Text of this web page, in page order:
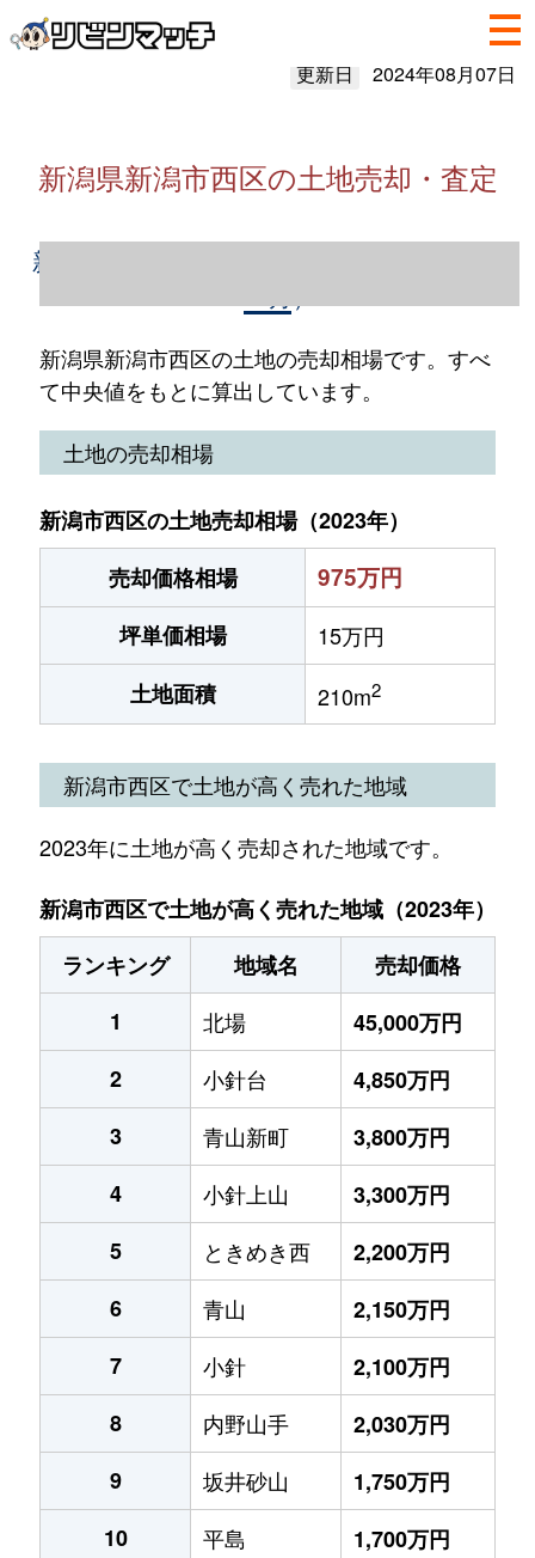
更新日 2024年08月07日
新潟県新潟市西区の土地売却・査定
新潟県新潟市西区の土地売却情報（2023年1
新潟県新潟市西区の土地の売却相場です。すべ
て中央値をもとに算出しています。
土地の売却相場
新潟市西区の土地売却相場（2023年）
売却価格相場
975万円
坪単価相場
15万円
土地面積
210m2
新潟市西区で土地が高く売れた地域
2023年に土地が高く売却された地域です。
新潟市西区で土地が高く売れた地域（2023年）
ランキング
地域名
売却価格
1
北場
45,000万円
2
小針台
4,850万円
3
青山新町
3,800万円
4
小針上山
3,300万円
5
ときめき西
2,200万円
6
青山
2,150万円
7
小針
2,100万円
8
内野山手
2,030万円
9
坂井砂山
1,750万円
10
平島 1,700万円